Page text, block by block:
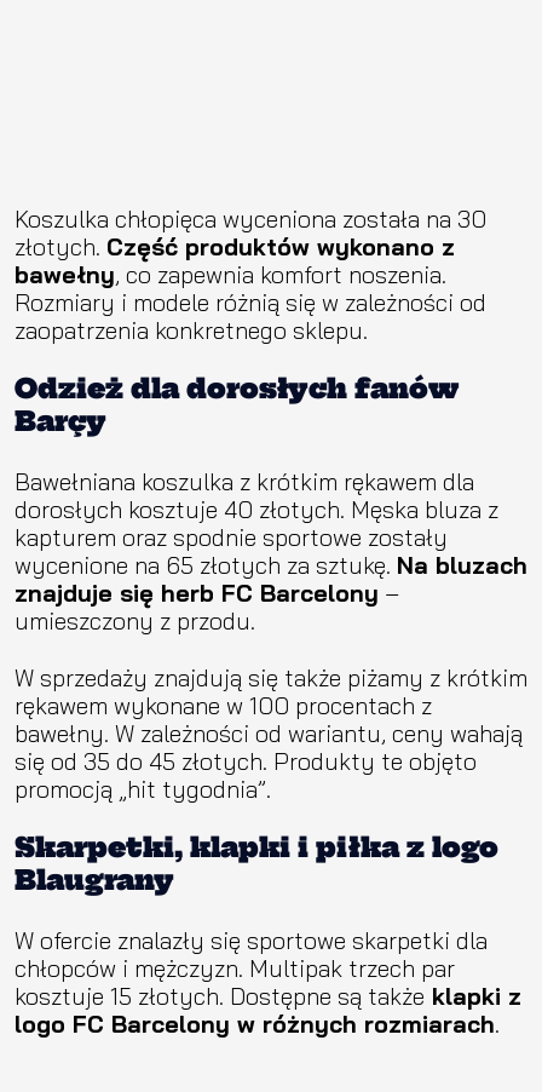
Koszulka chłopięca wyceniona została na 30
złotych. Część produktów wykonano z
bawełny, co zapewnia komfort noszenia.
Rozmiary i modele różnią się w zależności od
zaopatrzenia konkretnego sklepu.
Odzież dla dorosłych fanów
Barçy
Bawełniana koszulka z krótkim rękawem dla
dorosłych kosztuje 40 złotych. Męska bluza z
kapturem oraz spodnie sportowe zostały
wycenione na 65 złotych za sztukę. Na bluzach
znajduje się herb FC Barcelony –
umieszczony z przodu.
W sprzedaży znajdują się także piżamy z krótkim
rękawem wykonane w 100 procentach z
bawełny. W zależności od wariantu, ceny wahają
się od 35 do 45 złotych. Produkty te objęto
promocją „hit tygodnia”.
Skarpetki, klapki i piłka z logo
Blaugrany
W ofercie znalazły się sportowe skarpetki dla
chłopców i mężczyzn. Multipak trzech par
kosztuje 15 złotych. Dostępne są także klapki z
logo FC Barcelony w różnych rozmiarach.